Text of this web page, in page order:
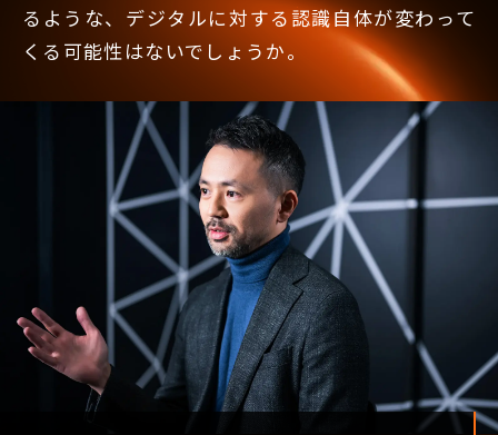
るような、デジタルに対する認識自体が変わって
くる可能性はないでしょうか。